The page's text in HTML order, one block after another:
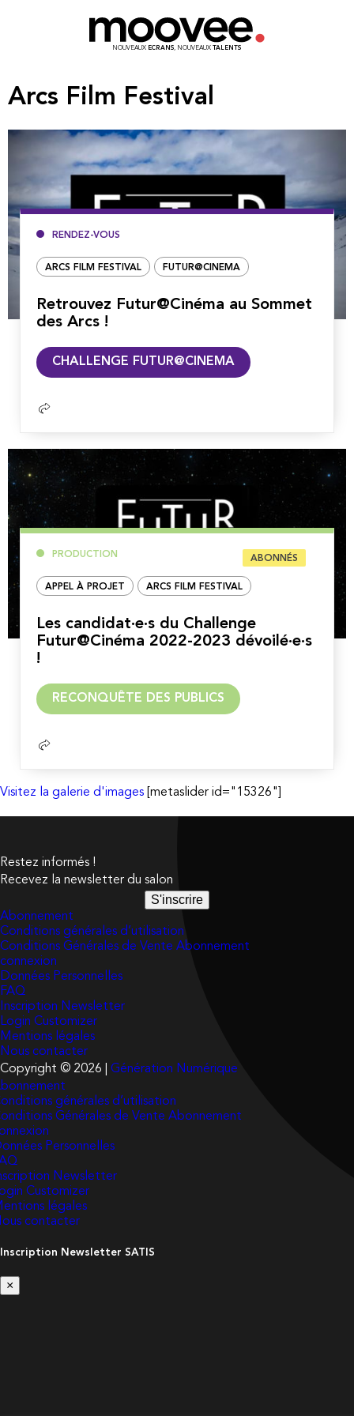
NOUVEAUX ECRANS, NOUVEAUX TALENTS
Arcs Film Festival
RENDEZ-VOUS
ARCS FILM FESTIVAL FUTUR@CINEMA
Retrouvez Futur@Cinéma au Sommet
des Arcs !
CHALLENGE FUTUR@CINEMA
PRODUCTION ABONNÉS
APPEL À PROJET ARCS FILM FESTIVAL
Les candidat·e·s du Challenge
Futur@Cinéma 2022-2023 dévoilé·e·s
!
RECONQUÊTE DES PUBLICS
Visitez la galerie d'images [metaslider id="15326"]
Restez informés !
Recevez la newsletter du salon
S'inscrire
Abonnement
Conditions générales d’utilisation
Conditions Générales de Vente Abonnement
connexion
Données Personnelles
FAQ
Inscription Newsletter
Login Customizer
Mentions légales
Nous contacter
Copyright © 2026 | Génération Numérique
générales d’utilisation
Générales de Vente Abonnement
Personnelles
Newsletter
Customizer
légales
contacter
Inscription Newsletter SATIS
×